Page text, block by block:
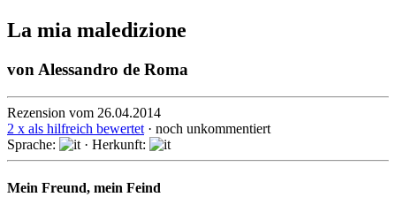
La mia maledizione
von Alessandro de Roma
Rezension vom 26.04.2014
2 x als hilfreich bewertet · noch unkommentiert
Sprache:
· Herkunft:
Mein Freund, mein Feind